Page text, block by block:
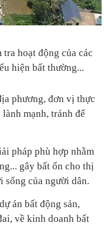
hoạt động của các
hiện bất thường...
phương, đơn vị thực
mạnh, tránh để
pháp phù hợp nhằm
gây bất ổn cho thị
sống của người dân.
án bất động sản,
về kinh doanh bất